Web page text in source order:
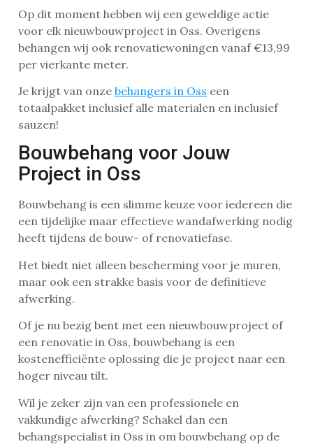
Op dit moment hebben wij een geweldige actie
voor elk nieuwbouwproject in Oss. Overigens
behangen wij ook renovatiewoningen vanaf €13,99
per vierkante meter.
Je krijgt van onze behangers in Oss een
totaalpakket inclusief alle materialen en inclusief
sauzen!
Bouwbehang voor Jouw
Project in Oss
Bouwbehang is een slimme keuze voor iedereen die
een tijdelijke maar effectieve wandafwerking nodig
heeft tijdens de bouw- of renovatiefase.
Het biedt niet alleen bescherming voor je muren,
maar ook een strakke basis voor de definitieve
afwerking.
Of je nu bezig bent met een nieuwbouwproject of
een renovatie in Oss, bouwbehang is een
kostenefficiënte oplossing die je project naar een
hoger niveau tilt.
Wil je zeker zijn van een professionele en
vakkundige afwerking? Schakel dan een
behangspecialist in Oss in om bouwbehang op de